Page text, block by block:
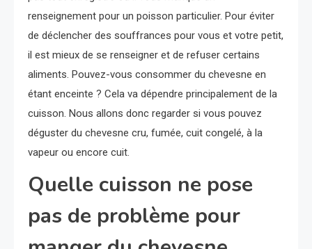
renseignement pour un poisson particulier. Pour éviter
de déclencher des souffrances pour vous et votre petit,
il est mieux de se renseigner et de refuser certains
aliments. Pouvez-vous consommer du chevesne en
étant enceinte ? Cela va dépendre principalement de la
cuisson. Nous allons donc regarder si vous pouvez
déguster du chevesne cru, fumée, cuit congelé, à la
vapeur ou encore cuit.
Quelle cuisson ne pose
pas de problème pour